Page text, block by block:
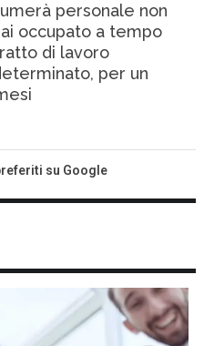
personale non
occupato a tempo
di lavoro
per un
su Google